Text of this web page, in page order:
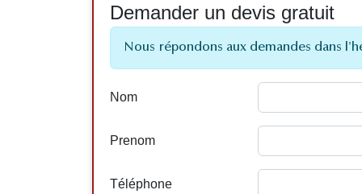
Demander un devis gratuit
Nous répondons aux demandes dans
Nom
Prenom
Téléphone